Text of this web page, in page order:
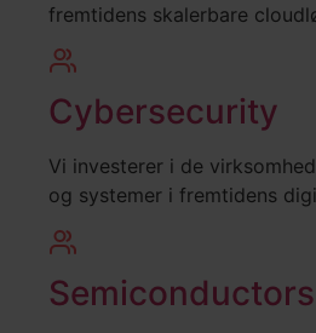
fremtidens skalerbare
Cybersecurity
Vi investerer i de
og systemer i fremtidens
Semiconductors